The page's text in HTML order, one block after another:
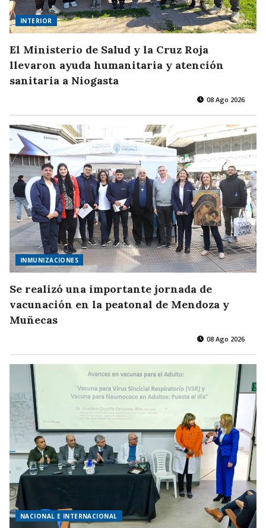
INTERIOR
El Ministerio de Salud y la Cruz Roja
llevaron ayuda humanitaria y atención
sanitaria a Niogasta
08 Ago 2026
INMUNIZACIONES
Se realizó una importante jornada de
vacunación en la peatonal de Mendoza y
Muñecas
08 Ago 2026
NACIONAL E INTERNACIONAL